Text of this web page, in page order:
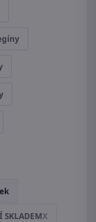
SKLADEMX